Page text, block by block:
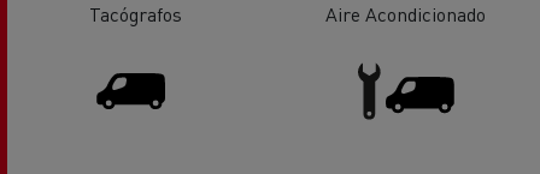
Tacógrafos Aire Acondicionado